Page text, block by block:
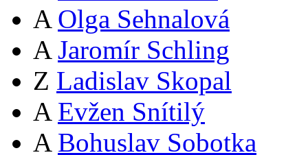
A Olga Sehnalová
A Jaromír Schling
Z Ladislav Skopal
A Evžen Snítilý
A Bohuslav Sobotka